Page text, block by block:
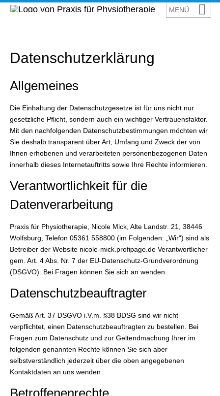
Datenschutzerklärung
Allgemeines
Die Einhaltung der Datenschutzgesetze ist für uns nicht nur
gesetzliche Pflicht, sondern auch ein wichtiger Vertrauensfaktor.
Mit den nachfolgenden Datenschutzbestimmungen möchten wir
Sie deshalb transparent über Art, Umfang und Zweck der von
Ihnen erhobenen und verarbeiteten personenbezogenen Daten
innerhalb dieses Internetauftritts sowie Ihre Rechte informieren.
Verantwortlichkeit für die
Datenverarbeitung
Praxis für Physiotherapie, Nicole Mick, Alte Landstr. 21, 38446
Wolfsburg, Telefon 05361 558800 (im Folgenden: „Wir“) sind als
Betreiber der Website nicole-mick.profipage.de Verantwortlicher
gem. Art. 4 Abs. Nr. 7 der EU-Datenschutz-Grundverordnung
(DSGVO). Bei Fragen können Sie sich an wenden.
Datenschutzbeauftragter
Gemäß Art. 37 DSGVO i.V.m. §38 BDSG sind wir nicht
verpflichtet, einen Datenschutzbeauftragten zu bestellen. Bei
Fragen zum Datenschutz und zur Geltendmachung Ihrer im
folgenden genannten Rechte können Sie sich aber
selbstverständlich jederzeit über die oben angegebenen
Kontaktdaten an uns wenden.
Betroffenenrechte